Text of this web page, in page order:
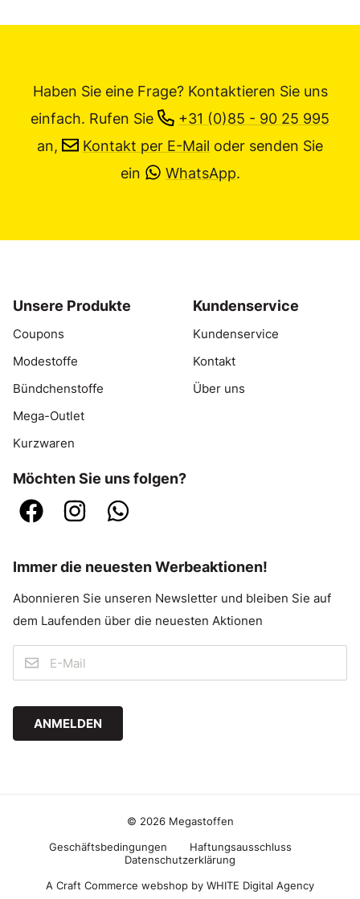
Haben Sie eine Frage? Kontaktieren Sie uns
einfach. Rufen Sie
+31 (0)85 - 90 25 995
an,
Kontakt per E-Mail oder senden Sie
ein
WhatsApp.
Unsere Produkte
Coupons
Modestoffe
Bündchenstoffe
Mega-Outlet
Kurzwaren
Kundenservice
Kundenservice
Kontakt
Über uns
Möchten Sie uns folgen?
Immer die neuesten Werbeaktionen!
Abonnieren Sie unseren Newsletter und bleiben Sie auf
dem Laufenden über die neuesten Aktionen
ANMELDEN
© 2026 Megastoffen
A Craft Commerce webshop by WHITE Digital Agency
Geschäftsbedingungen
Haftungsausschluss
Datenschutzerklärung